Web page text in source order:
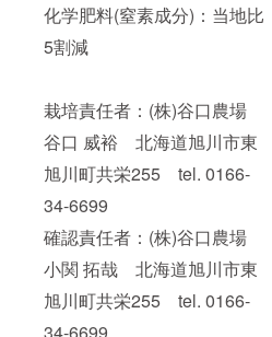
化学肥料(窒素成分)：当地比
5割減
栽培責任者：(株)谷口農場
谷口 威裕 北海道旭川市東
旭川町共栄255 tel. 0166-
34-6699
確認責任者：(株)谷口農場
小関 拓哉 北海道旭川市東
旭川町共栄255 tel. 0166-
34-6699